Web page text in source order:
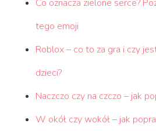
Co oznacza zielone serce?
tego emoji
Roblox – co to za gra i czy
dzieci?
Naczczo czy na czczo – jak
W okół czy wokół – jak